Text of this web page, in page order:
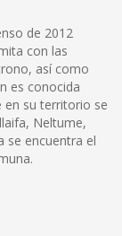
de 2012
con las
así como
es conocida
en su territorio se
Neltume,
se encuentra el